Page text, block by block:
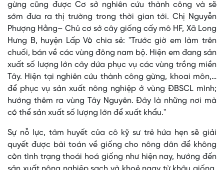
gừng cũng được Cơ sở nghiên cứu thành công và sẽ
sớm đưa ra thị trường trong thời gian tới. Chị Nguyễn
Phượng Hằng– Chủ cơ sở cây giống cấy mô HF, Xã Long
Hưng B, huyện Lấp Vò chia sẻ: "Trước giờ em làm trên
chuối, bán về các vùng đông nam bộ. Hiện em đang sản
xuất số lượng lớn cây dứa phục vụ các vùng trồng miền
Tây. Hiện tại nghiên cứu thành công gừng, khoai môn,…
để phục vụ sản xuất nông nghiệp ở vùng ĐBSCL mình;
hướng thêm ra vùng Tây Nguyên. Đây là những nơi mà
có thể sản xuất số lượng lớn để xuất khẩu."
Sự nỗ lực, tâm huyết của cô kỹ sư trẻ hứa hẹn sẽ giải
quyết được bài toán về giống cho nông dân để không
còn tình trạng thoái hoá giống như hiện nay, hướng đến